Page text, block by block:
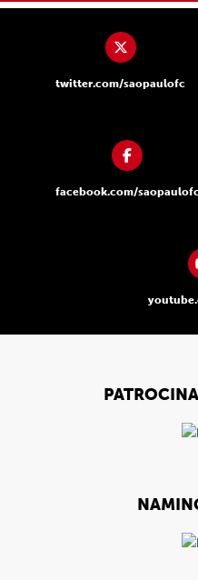
twitter.com/saopaulofc
facebook.com/